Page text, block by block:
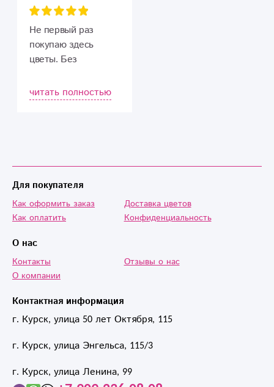
Не первый раз
покупаю здесь
цветы. Без
магазин цветов.
Рекомендую!
читать полностью
Контактная информация
г. Курск, улица 50 лет Октября, 115
г. Курск, улица Энгельса, 115/3
г. Курск, улица Ленина, 99
Для покупателя
Как оформить заказ
Как оплатить
Доставка цветов
Конфиденциальность
О нас
Контакты
О компании
Отзывы о нас